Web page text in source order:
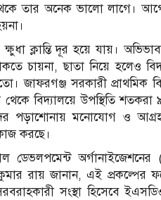
তার অনেক ভালো লাগে।
ক্লান্তি দূর হয়ে যায়।
চায়না, ছাতা নিয়ে হলেও
জাফরগঞ্জ সরকারী প্রাথমিক
বিদ্যালয়ে উপস্থিতি শতকরা
পড়াশোনায় মনোযোগ ও
করছে।
ডেভলপমেন্ট
রায় জানান, এই প্রকল্পের ফলে
সংস্থা হিসেবে